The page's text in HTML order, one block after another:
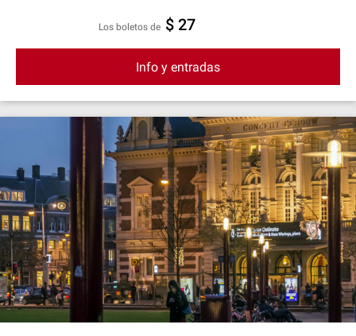
Los boletos de $ 27
Info y entradas